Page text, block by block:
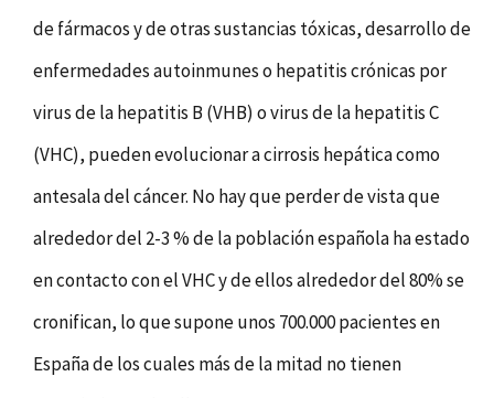
de fármacos y de otras sustancias tóxicas, desarrollo de
enfermedades autoinmunes o hepatitis crónicas por
virus de la hepatitis B (VHB) o virus de la hepatitis C
(VHC), pueden evolucionar a cirrosis hepática como
antesala del cáncer. No hay que perder de vista que
alrededor del 2-3 % de la población española ha estado
en contacto con el VHC y de ellos alrededor del 80% se
cronifican, lo que supone unos 700.000 pacientes en
España de los cuales más de la mitad no tienen